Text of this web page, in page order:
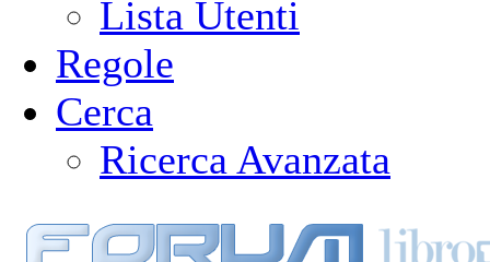
Lista Utenti
Regole
Cerca
Ricerca Avanzata